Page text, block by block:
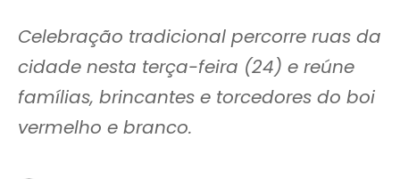
Celebração tradicional percorre ruas da
cidade nesta terça-feira (24) e reúne
famílias, brincantes e torcedores do boi
vermelho e branco.